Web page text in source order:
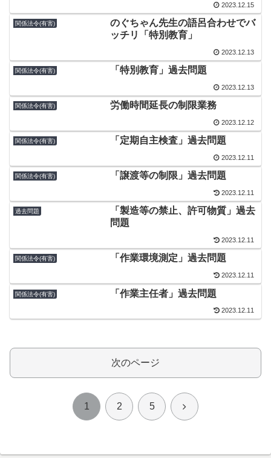
2023.12.15
関係法令(有害)
のぐちゃん先生の語呂合わせでバ
ッチリ「特別教育」
2023.12.13
関係法令(有害) 「特別教育」過去問題
2023.12.13
関係法令(有害) 労働時間延長の制限業務
2023.12.12
関係法令(有害) 「定期自主検査」過去問題
2023.12.11
関係法令(有害) 「譲渡等の制限」過去問題
2023.12.11
過去問題
「製造等の禁止、許可物質」過去
問題
2023.12.11
関係法令(有害) 「作業環境測定」過去問題
2023.12.11
関係法令(有害) 「作業主任者」過去問題
2023.12.11
次のページ
1 2 5 次